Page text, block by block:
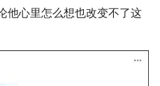
他心里怎么想也改变不了这